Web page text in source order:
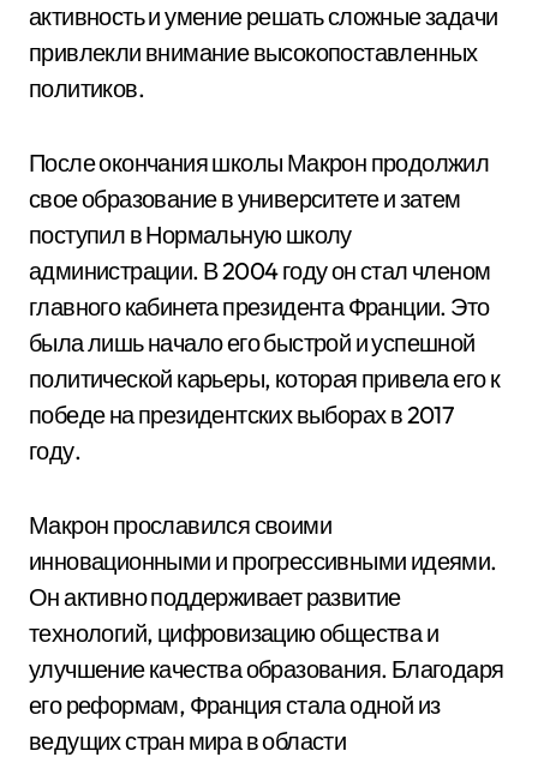
активность и умение решать сложные задачи
привлекли внимание высокопоставленных
политиков.
После окончания школы Макрон продолжил
свое образование в университете и затем
поступил в Нормальную школу
администрации. В 2004 году он стал членом
главного кабинета президента Франции. Это
была лишь начало его быстрой и успешной
политической карьеры, которая привела его к
победе на президентских выборах в 2017
году.
Макрон прославился своими
инновационными и прогрессивными идеями.
Он активно поддерживает развитие
технологий, цифровизацию общества и
улучшение качества образования. Благодаря
его реформам, Франция стала одной из
ведущих стран мира в области